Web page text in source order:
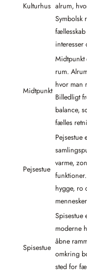
Kulturhus alrum,
Symbolsk
interesser
Midtpunkt
Midtpunkt
rum.
hvor man
Billedligt
balance,
fælles
Pejsestue
Pejsestue
varme,
hygge, ro
Spisestue
Spisestue
moderne
åbne
omkring
sted for